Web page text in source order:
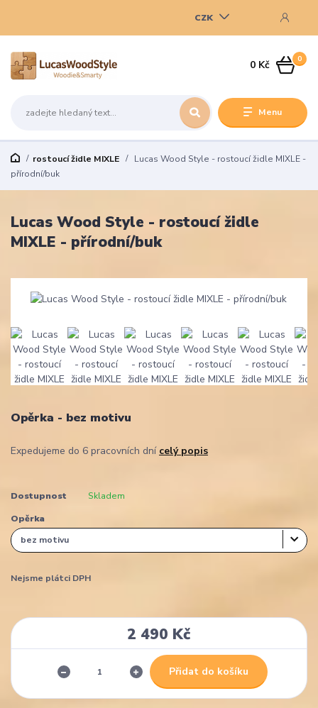
Menu
CZK
0
0 Kč
rostoucí židle MIXLE
Lucas Wood Style - rostoucí židle MIXLE -
přírodní/buk
Lucas Wood Style - rostoucí židle
MIXLE - přírodní/buk
Opěrka - bez motivu
Expedujeme do 6 pracovních dní celý popis
Dostupnost Skladem
Opěrka
Nejsme plátci DPH
2 490 Kč
Přidat do košíku